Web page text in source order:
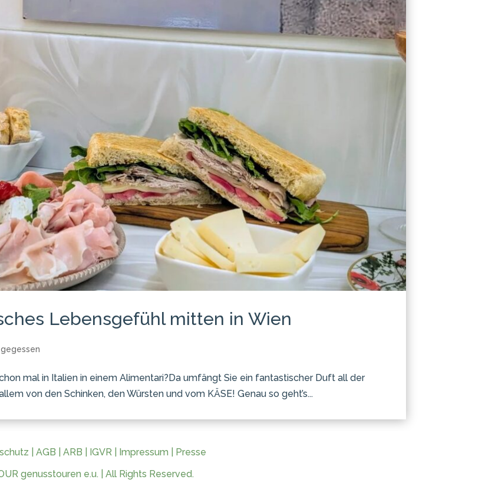
Lebensgefühl mitten in Wien
gegessen
mal in Italien in einem Alimentari?Da umfängt Sie ein fantastischer Duft all der
von den Schinken, den Würsten und vom KÄSE! Genau so geht’s...
AGB ARB IGVR| Impressum
Presse
genusstouren e.u. | All Rights Reserved.